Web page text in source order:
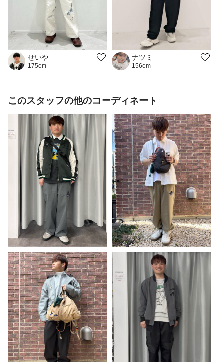
せいや
175cm
ナツミ
156cm
このスタッフの他のコーディネート